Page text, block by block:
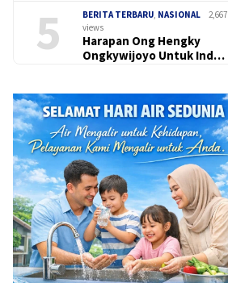
5 BERITA TERBARU NASIONAL
2,667
views
Harapan Ong Hengky
Ongkywijoyo Untuk Ind…